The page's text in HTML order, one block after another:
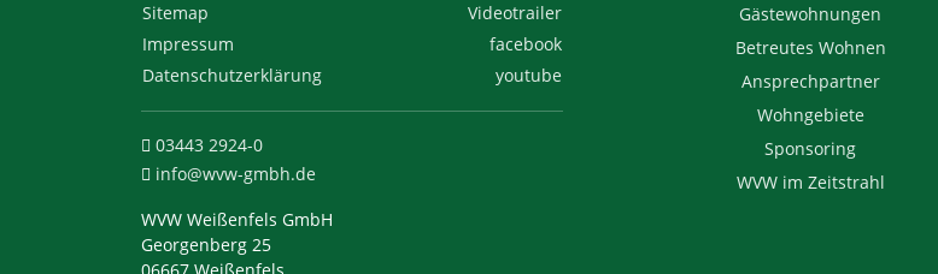
Sitemap
Videotrailer
Impressum
facebook
Datenschutzerklärung
youtube
03443 2924-0
info@wvw-gmbh.de
WVW Weißenfels GmbH
Georgenberg 25
Gästewohnungen
Betreutes Wohnen
Ansprechpartner
Wohngebiete
Sponsoring
WVW im Zeitstrahl